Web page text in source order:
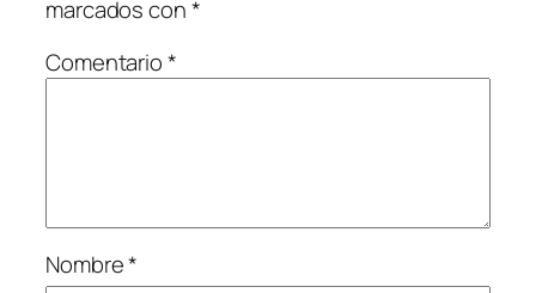
marcados con*
Comentario*
Nombre*